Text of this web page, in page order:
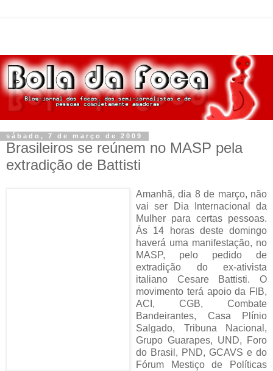
sábado, 7 de março de 2009
Brasileiros se reúnem no MASP pela
extradição de Battisti
Amanhã, dia 8 de março, não
vai ser Dia Internacional da
Mulher para certas pessoas.
Às 14 horas deste domingo
haverá uma manifestação, no
MASP, pelo pedido de
extradição do ex-ativista
italiano Cesare Battisti. O
movimento terá apoio da FIB,
ACI, CGB, Combate
Bandeirantes, Casa Plínio
Salgado, Tribuna Nacional,
Grupo Guarapes, UND, Foro
do Brasil, PND, GCAVS e do
Fórum Mestiço de Políticas